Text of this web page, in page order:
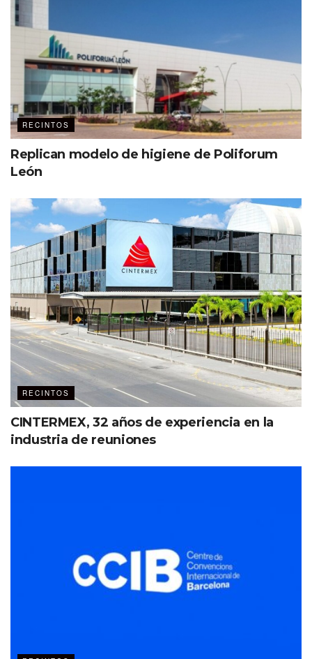
RECINTOS
Replican modelo de higiene de Poliforum
León
RECINTOS
CINTERMEX, 32 años de experiencia en la
industria de reuniones